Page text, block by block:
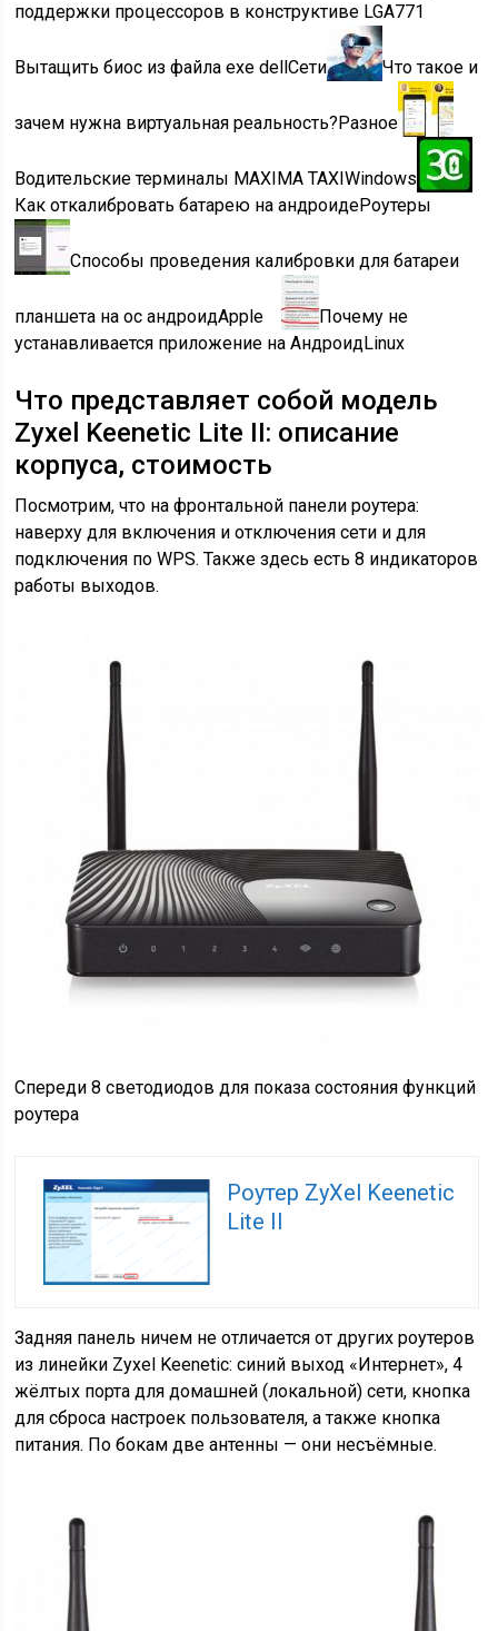
поддержки процессоров в конструктиве LGA771
Вытащить биос из файла exe dellСети Что такое и
зачем нужна виртуальная реальность?Разное
Водительские терминалы MAXIMA TAXIWindows
Как откалибровать батарею на андроидеРоутеры
Способы проведения калибровки для батареи
планшета на ос андроидApple
Почему не
устанавливается приложение на АндроидLinux
Что представляет собой модель
Zyxel Keenetic Lite II: описание
корпуса, стоимость
Посмотрим, что на фронтальной панели роутера:
наверху для включения и отключения сети и для
подключения по WPS. Также здесь есть 8 индикаторов
работы выходов.
Спереди 8 светодиодов для показа состояния функций
роутера
Роутер ZyXel Keenetic
Lite II
Задняя панель ничем не отличается от других роутеров
из линейки Zyxel Keenetic: синий выход «Интернет», 4
жёлтых порта для домашней (локальной) сети, кнопка
для сброса настроек пользователя, а также кнопка
питания. По бокам две антенны — они несъёмные.